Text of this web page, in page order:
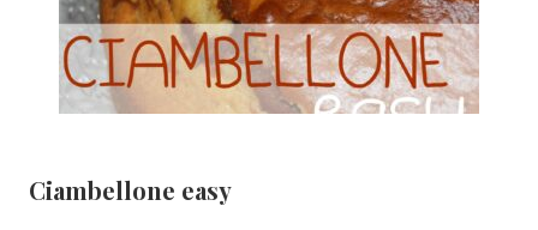
Ciambellone easy